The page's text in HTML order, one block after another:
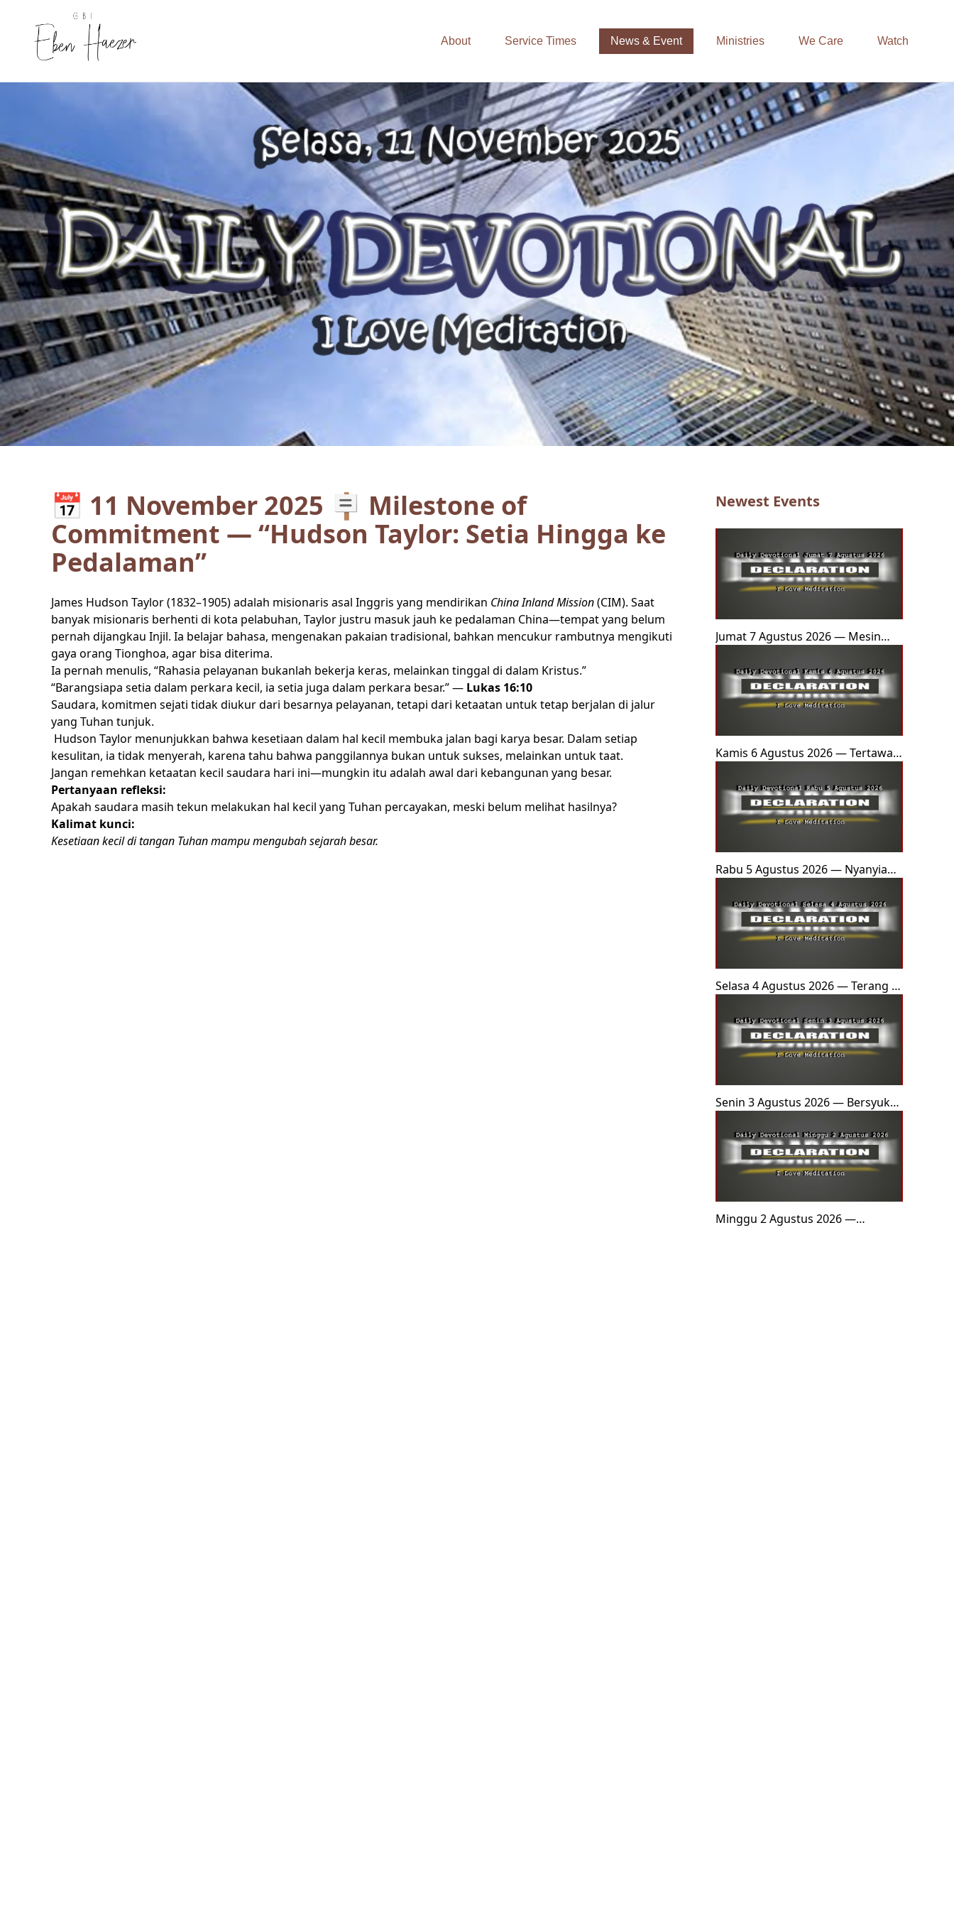
About Service Times News & Event Ministries We Care Watch
📅 11 November 2025 🪧 Milestone of
Commitment — “Hudson Taylor: Setia Hingga ke
Pedalaman”
James Hudson Taylor (1832–1905) adalah misionaris asal Inggris yang mendirikan China Inland Mission(CIM). Saat
banyak misionaris berhenti di kota pelabuhan, Taylor justru masuk jauh ke pedalaman China—tempat yang belum
pernah dijangkau Injil. Ia belajar bahasa, mengenakan pakaian tradisional, bahkan mencukur rambutnya mengikuti
gaya orang Tionghoa, agar bisa diterima.
Ia pernah menulis, “Rahasia pelayanan bukanlah bekerja keras, melainkan tinggal di dalam Kristus.”
“Barangsiapa setia dalam perkara kecil, ia setia juga dalam perkara besar.” — Lukas 16:10
Saudara, komitmen sejati tidak diukur dari besarnya pelayanan, tetapi dari ketaatan untuk tetap berjalan di jalur
yang Tuhan tunjuk.
Hudson Taylor menunjukkan bahwa kesetiaan dalam hal kecil membuka jalan bagi karya besar. Dalam setiap
kesulitan, ia tidak menyerah, karena tahu bahwa panggilannya bukan untuk sukses, melainkan untuk taat.
Jangan remehkan ketaatan kecil saudara hari ini—mungkin itu adalah awal dari kebangunan yang besar.
Pertanyaan refleksi:
Apakah saudara masih tekun melakukan hal kecil yang Tuhan percayakan, meski belum melihat hasilnya?
Kalimat kunci:
Kesetiaan kecil di tangan Tuhan mampu mengubah sejarah besar.
Newest Events
Jumat 7 Agustus 2026 — Mesin
Minggu 1)
Kamis 6 Agustus 2026 — Tertawan
Rabu 5 Agustus 2026 — Nyanyian
Selasa 4 Agustus 2026 — Terang di
Senin 3 Agustus 2026 — Bersyukur
Minggu 2 Agustus 2026 —